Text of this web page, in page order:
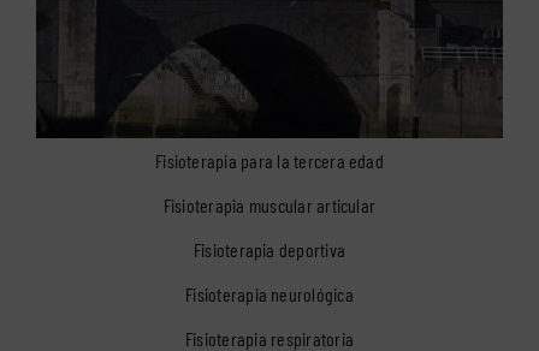
Fisioterapia para la tercera edad
Fisioterapia muscular articular
Fisioterapia deportiva
Fisioterapia neurológica
Fisioterapia respiratoria